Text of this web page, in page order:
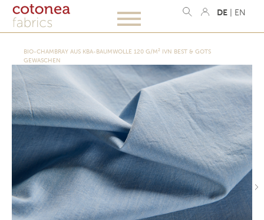
DE EN
BIO-CHAMBRAY AUS KBA-BAUMWOLLE 120 G/M² IVN BEST & GOTS
GEWASCHEN